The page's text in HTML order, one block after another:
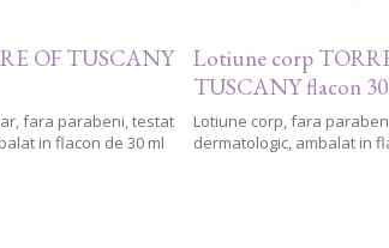
OF TUSCANY
fara parabeni, testat
in flacon de 30 ml
Lotiune corp
TUSCANY flacon
Lotiune corp, fara
dermatologic, ambalat in